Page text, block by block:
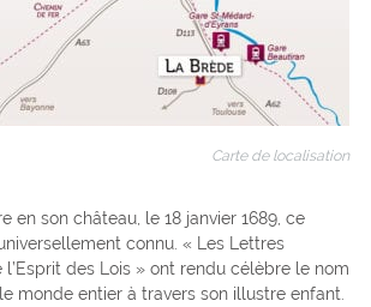
Carte de localisation
en son château, le 18 janvier 1689, ce
connu. « Les Lettres
l’Esprit des Lois » ont rendu célèbre le nom
monde entier à travers son illustre enfant.